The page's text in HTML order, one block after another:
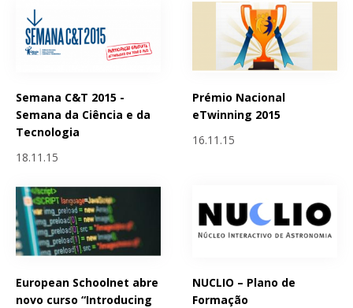
Semana C&T 2015 -
Semana da Ciência e da
Tecnologia
18.11.15
Prémio Nacional
eTwinning 2015
16.11.15
European Schoolnet abre
novo curso “Introducing
NUCLIO – Plano de
Formação